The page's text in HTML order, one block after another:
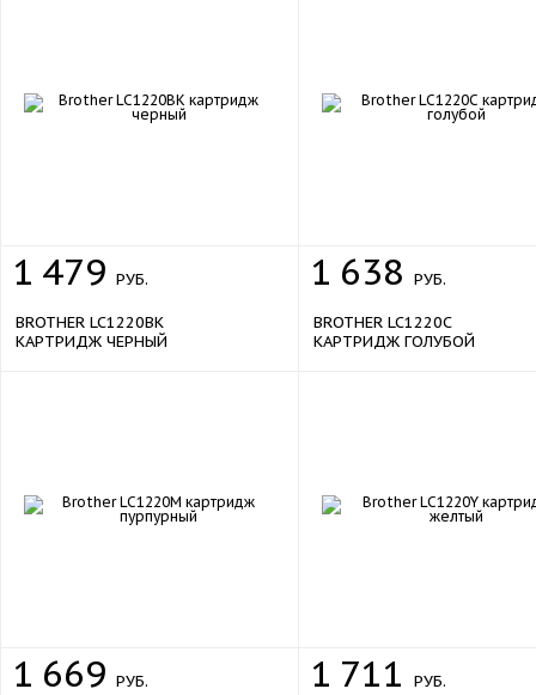
1 479 РУБ.
BROTHER LC1220BK
КАРТРИДЖ ЧЕРНЫЙ
1 638 РУБ.
BROTHER LC1220C
КАРТРИДЖ ГОЛУБОЙ
1 669 РУБ. 1 711 РУБ.